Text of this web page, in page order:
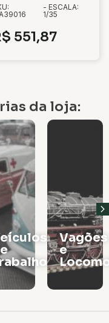
- ESCALA:
1/35
551,87
da loja:
Vagões
e